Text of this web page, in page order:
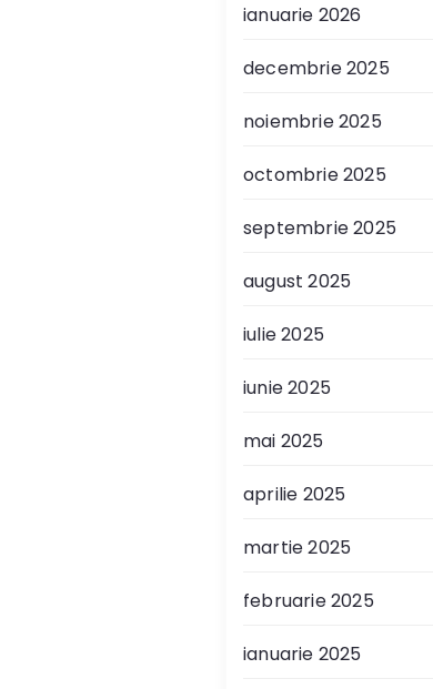
ianuarie 2026
decembrie 2025
noiembrie 2025
octombrie 2025
septembrie 2025
august 2025
iulie 2025
iunie 2025
mai 2025
aprilie 2025
martie 2025
februarie 2025
ianuarie 2025